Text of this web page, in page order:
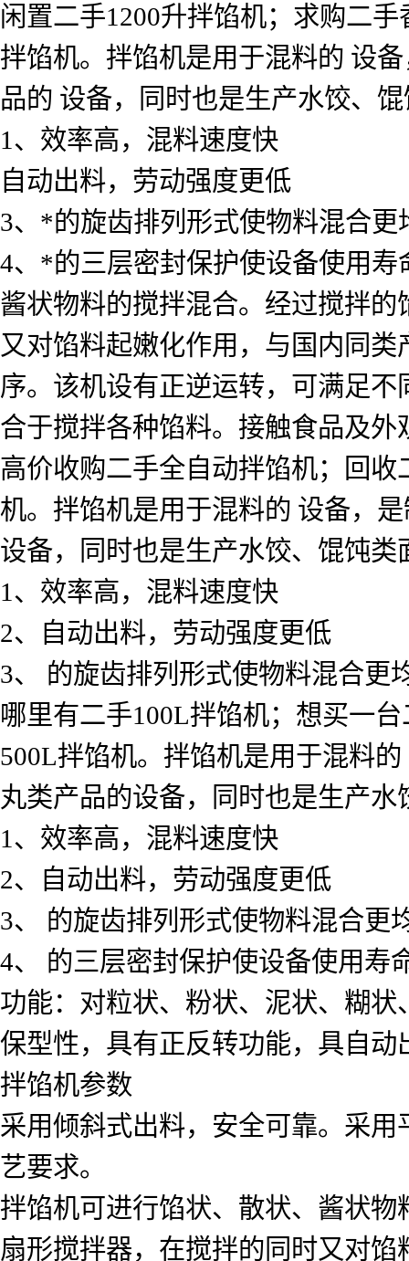
闲置二手1200升拌馅机；求购二
拌馅机。拌馅机是用于混料的 设
品的 设备，同时也是生产水饺、
1、效率高，混料速度快
自动出料，劳动强度更低
3、*的旋齿排列形式使物料混合
4、*的三层密封保护使设备使用寿
酱状物料的搅拌混合。经过搅拌
又对馅料起嫩化作用，与国内同
序。该机设有正逆运转，可满足
合于搅拌各种馅料。接触食品及
高价收购二手全自动拌馅机；回
机。拌馅机是用于混料的 设备，
设备，同时也是生产水饺、馄饨
1、效率高，混料速度快
2、自动出料，劳动强度更低
3、 的旋齿排列形式使物料混合更
哪里有二手100L拌馅机；想买一
500L拌馅机。拌馅机是用于混料
丸类产品的设备，同时也是生产
1、效率高，混料速度快
2、自动出料，劳动强度更低
3、 的旋齿排列形式使物料混合更
4、 的三层密封保护使设备使用寿
功能：对粒状、粉状、泥状、糊
保型性，具有正反转功能，具自动
拌馅机参数
采用倾斜式出料，安全可靠。采
艺要求。
拌馅机可进行馅状、散状、酱状
扇形搅拌器，在搅拌的同时又对